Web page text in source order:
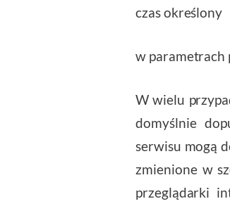
czas określony
w parametrach
W wielu
domyślnie
serwisu mogą
zmienione w
przeglądarki